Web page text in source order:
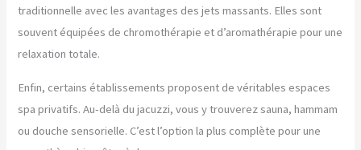
traditionnelle avec les avantages des jets massants. Elles sont
souvent équipées de chromothérapie et d’aromathérapie pour une
relaxation totale.
Enfin, certains établissements proposent de véritables espaces
spa privatifs. Au-delà du jacuzzi, vous y trouverez sauna, hammam
ou douche sensorielle. C’est l’option la plus complète pour une